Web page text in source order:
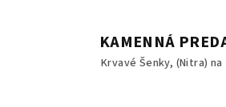
KAMENNÁ
Krvavé Šenky, (Nitra) na